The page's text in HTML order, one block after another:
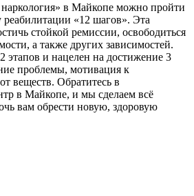
в Майкопе можно пройти
«12 шагов». Эта
стойкой ремиссии, освободиться
а также других зависимостей.
этапов и нацелен на достижение 3
проблемы, мотивация к
веществ. Обратитесь в
в Майкопе, и мы сделаем всё
вам обрести новую, здоровую